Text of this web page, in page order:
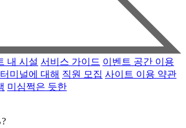
내 시설 서비스 가이드 이벤트 공간 이용
미널에 대해 직원 모집 사이트 이용 약관
미심쩍은 듯한